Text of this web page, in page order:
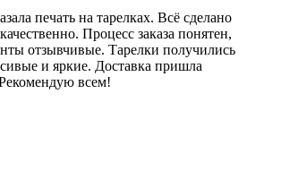
печать на тарелках. Всё сделано
Процесс заказа понятен,
отзывчивые. Тарелки получились
и яркие. Доставка пришла
всем!